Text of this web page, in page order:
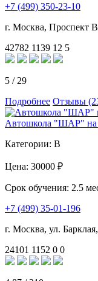
+7 (499) 350-23-10
г. Москва, Проспект
42782 1139 12 5
5 / 29
Подробнее Отзывы
Автошкола "ШАР" на
Категории: B
Цена: 30000 ₽
Срок обучения: 2.5
+7 (499) 35-01-196
г. Москва, ул.
24101 1152 0 0